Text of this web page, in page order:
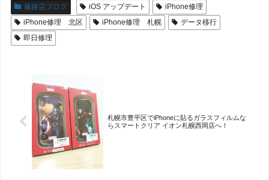
篠路店ブログ
iOS アップデート
iPhone修理
iPhone修理 北区
iPhone修理 札幌
データ移行
即日修理
札幌市豊平区でiPhoneに貼るガラスフィルムな
らスマートクリア イオン札幌西岡店へ！